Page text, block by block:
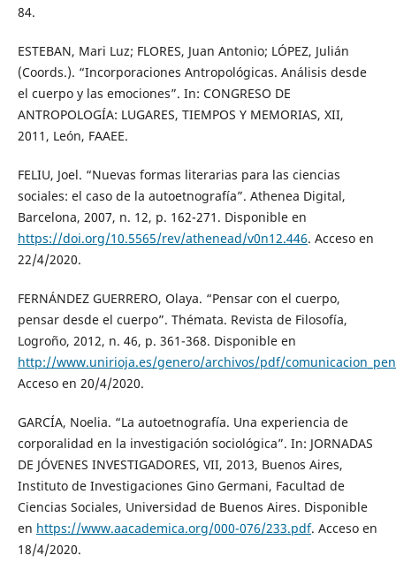
84.
ESTEBAN, Mari Luz; FLORES, Juan Antonio; LÓPEZ, Julián
(Coords.). “Incorporaciones Antropológicas. Análisis desde
el cuerpo y las emociones”. In: CONGRESO DE
ANTROPOLOGÍA: LUGARES, TIEMPOS Y MEMORIAS, XII,
2011, León, FAAEE.
FELIU, Joel. “Nuevas formas literarias para las ciencias
sociales: el caso de la autoetnografía”. Athenea Digital,
Barcelona, 2007, n. 12, p. 162-271. Disponible en
https://doi.org/10.5565/rev/athenead/v0n12.446. Acceso en
22/4/2020.
FERNÁNDEZ GUERRERO, Olaya. “Pensar con el cuerpo,
pensar desde el cuerpo”. Thémata. Revista de Filosofía,
Logroño, 2012, n. 46, p. 361-368. Disponible en
http://www.unirioja.es/genero/archivos/pdf/
Acceso en 20/4/2020.
GARCÍA, Noelia. “La autoetnografía. Una experiencia de
corporalidad en la investigación sociológica”. In: JORNADAS
DE JÓVENES INVESTIGADORES, VII, 2013, Buenos Aires,
Instituto de Investigaciones Gino Germani, Facultad de
Ciencias Sociales, Universidad de Buenos Aires. Disponible
en https://www.aacademica.org/000-076/233.pdf. Acceso en
18/4/2020.